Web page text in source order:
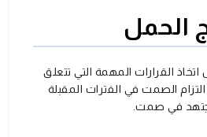
الحمل
القرارات المهمة التي تتعلق
الصمت في الفترات المقبلة
في صمت.